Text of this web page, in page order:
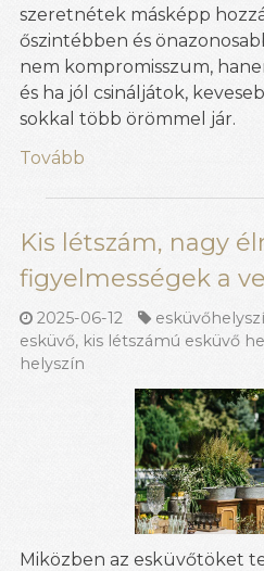
szeretnétek másképp
őszintébben és
nem kompromisszum,
és ha jól csináljátok,
sokkal több örömmel jár.
Tovább
Kis létszám, nagy
figyelmességek a
2025-06-12
esküvő, kis létszámú esküvő
helyszín
Miközben az esküvőtöket